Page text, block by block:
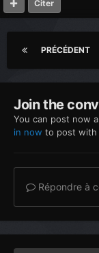
Citer
PRÉCÉDENT
Join the
You can post now
in now to post with
Répondre à